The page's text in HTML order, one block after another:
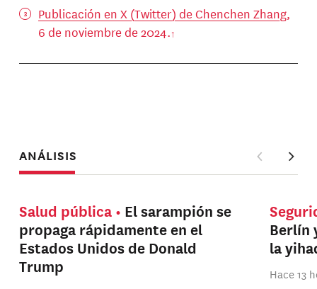
Publicación en X (Twitter) de Chenchen Zhang,
6 de noviembre de 2024.
ANÁLISIS
Salud pública
El sarampión se
propaga rápidamente en el
Estados Unidos de Donald
Trump
Berlín
la
Hace 13